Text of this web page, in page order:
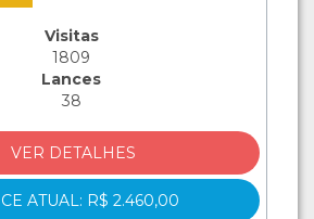
Visitas
1809
Lances
38
VER DETALHES
ATUAL: R$ 2.460,00